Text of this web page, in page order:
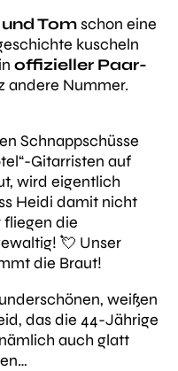
Tomschon eine
kuscheln
offizieller Paar-
andere Nummer.
Schnappschüsse
Gitarristen auf
wird eigentlich
Heidi damit nicht
fliegen die
💘 Unser
die Braut!
weißen
das die 44-Jährige
auch glatt